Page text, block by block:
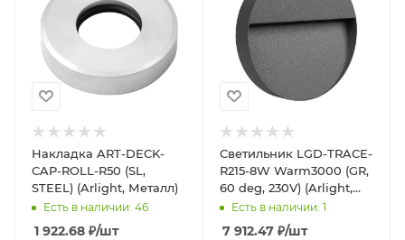
Накладка ART-DECK-
CAP-ROLL-R50 (SL,
STEEL) (Arlight, Металл)
Есть в наличии: 46
1 922.68 ₽/шт
Светильник LGD-TRACE-
R215-8W Warm3000 (GR,
60 deg, 230V) (Arlight,
IP65 Металл, 3 года)
Есть в наличии: 1
7 912.47₽/шт